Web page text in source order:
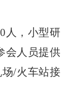
人，小型研
会人员提供
/火车站接